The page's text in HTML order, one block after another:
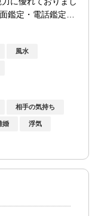
鑑定・電話鑑定・
風水
相手の気持ち
婚 浮気